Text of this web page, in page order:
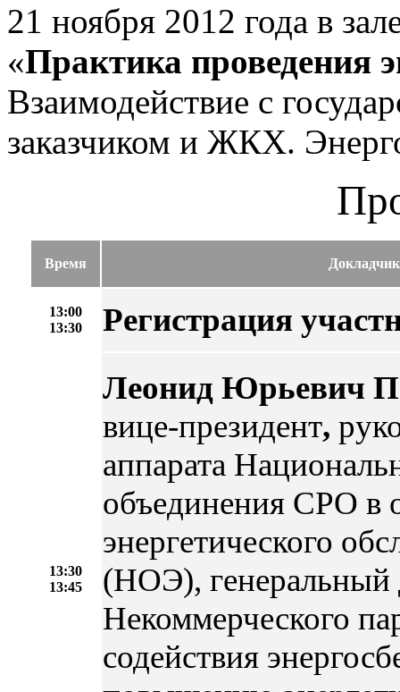
21 ноября 2012 года в
«Практика проведения
Взаимодействие с
заказчиком и ЖКХ.
Время Докладчик
13:00
13:30
Регистрация
13:30
13:45
Леонид Юрьевич
вице-президент,
аппарата
объединения СРО в
энергетического
(НОЭ), генеральный
Некоммерческого
содействия